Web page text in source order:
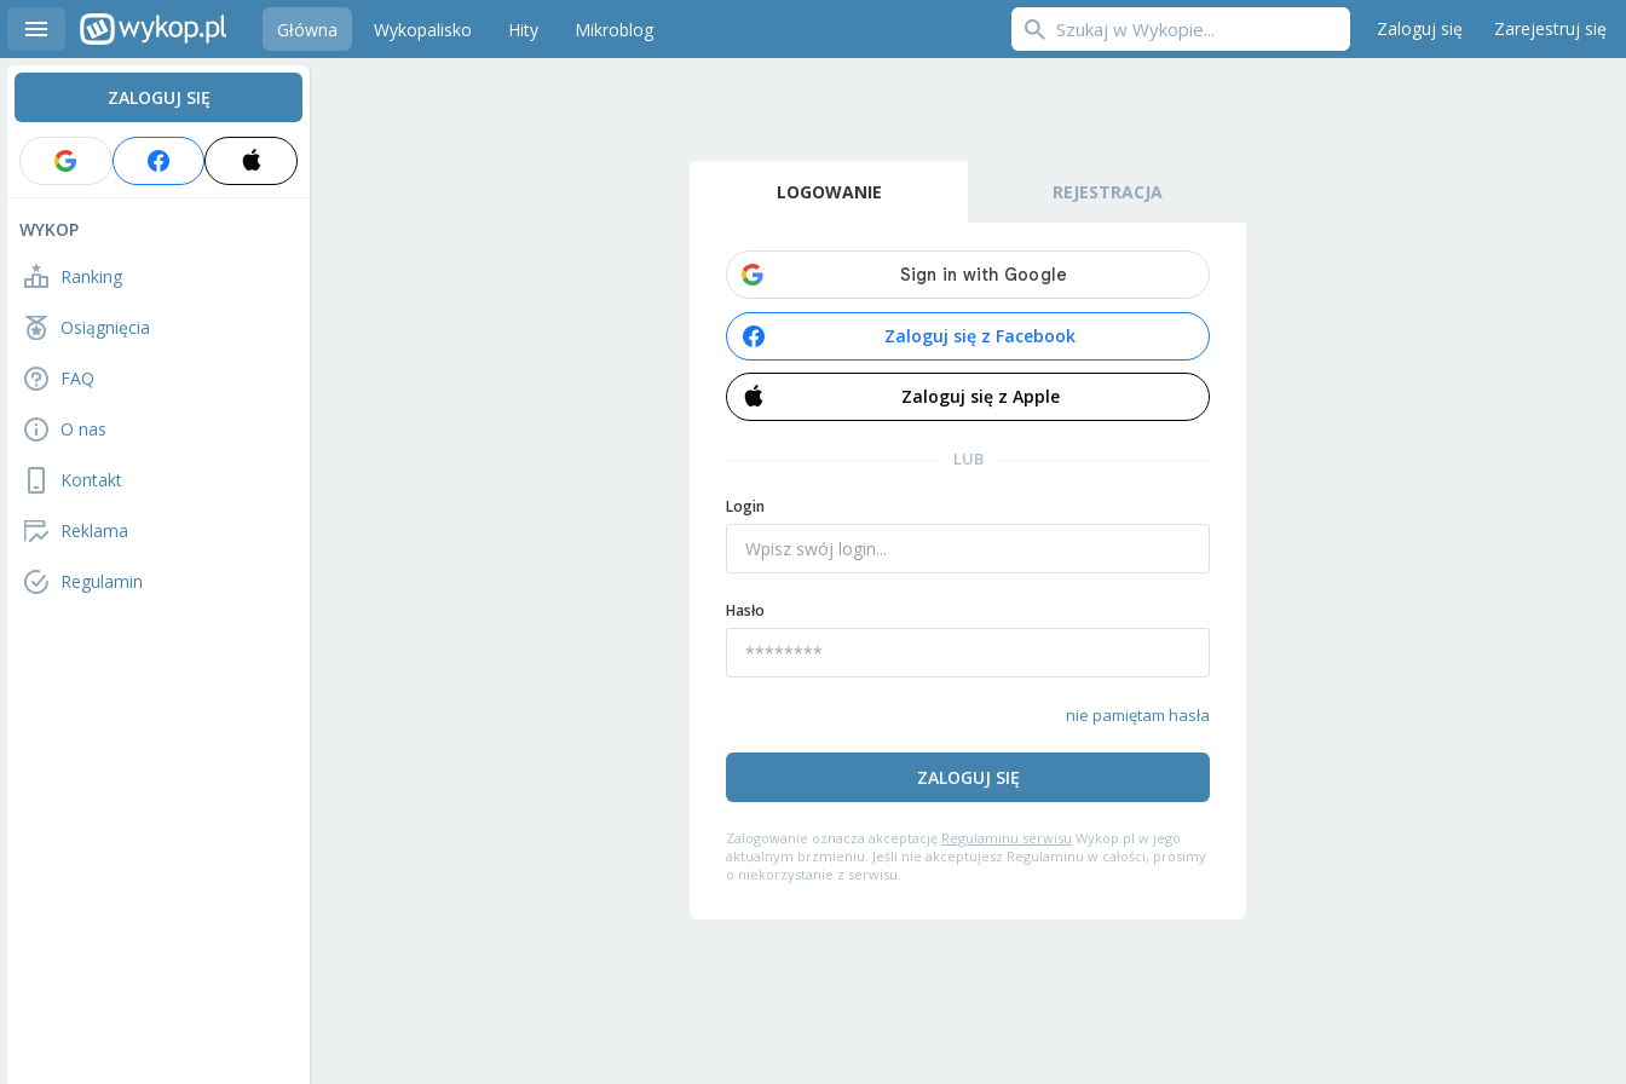
Główna Wykopalisko Hity Mikroblog Zaloguj się Zarejestruj się
ZALOGUJ SIĘ
WYKOP
Ranking
Osiągnięcia
FAQ
O nas
Kontakt
Reklama
Regulamin
LOGOWANIE REJESTRACJA
Zaloguj się z Facebook
Zaloguj się z Apple
LUB
Login
Hasło
nie pamiętam hasła
ZALOGUJ SIĘ
Zalogowanie oznacza akceptację Regulaminu serwisu Wykop.pl w jego
aktualnym brzmieniu. Jeśli nie akceptujesz Regulaminu w całości, prosimy
o niekorzystanie z serwisu.